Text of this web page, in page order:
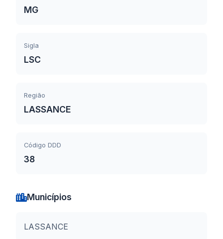
MG
Sigla
LSC
Região
LASSANCE
Código DDD
38
Municípios
LASSANCE